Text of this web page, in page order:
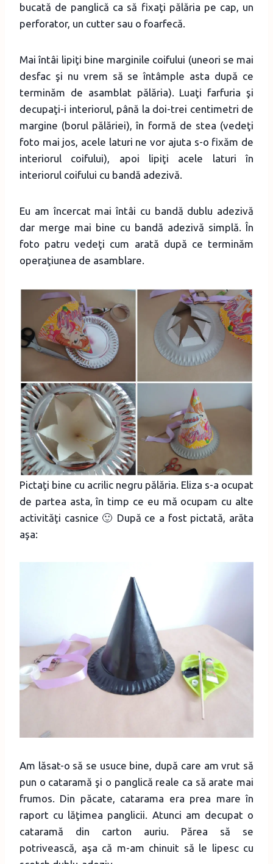
bucată de panglică ca să fixaţi pălăria pe cap, un
perforator, un cutter sau o foarfecă.
Mai întâi lipiţi bine marginile coifului (uneori se mai
desfac şi nu vrem să se întâmple asta după ce
terminăm de asamblat pălăria). Luaţi farfuria şi
decupaţi-i interiorul, până la doi-trei centimetri de
margine (borul pălăriei), în formă de stea (vedeţi
foto mai jos, acele laturi ne vor ajuta s-o fixăm de
interiorul coifului), apoi lipiţi acele laturi în
interiorul coifului cu bandă adezivă.
Eu am încercat mai întâi cu bandă dublu adezivă
dar merge mai bine cu bandă adezivă simplă. În
foto patru vedeţi cum arată după ce terminăm
operaţiunea de asamblare.
Pictaţi bine cu acrilic negru pălăria. Eliza s-a ocupat
de partea asta, în timp ce eu mă ocupam cu alte
activităţi casnice 🙂 După ce a fost pictată, arăta
aşa:
Am lăsat-o să se usuce bine, după care am vrut să
pun o cataramă şi o panglică reale ca să arate mai
frumos. Din păcate, catarama era prea mare în
raport cu lăţimea panglicii. Atunci am decupat o
cataramă din carton auriu. Părea să se
potrivească, aşa că m-am chinuit să le lipesc cu